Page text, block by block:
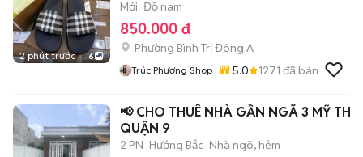
2 phút trước 6
Mới Đồ nam
850.000 đ
Phường Bình Trị Đông A
Trúc Phương Shop 5.0 1271 đã bán
📢 CHO THUÊ NHÀ GẦN NGÃ 3 MỸ
QUẬN 9
2 PN Hướng Bắc Nhà ngõ, hẻm